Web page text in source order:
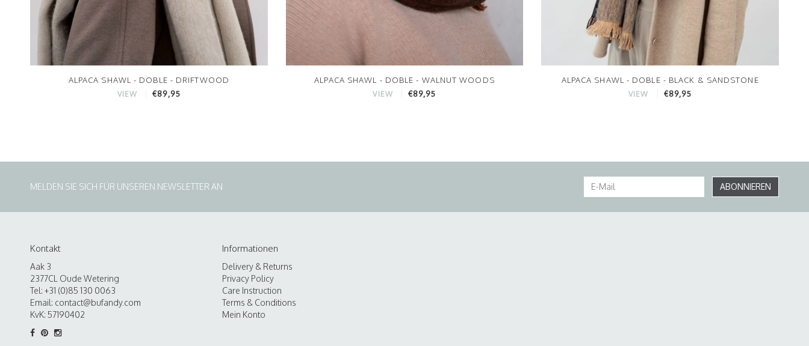
ALPACA SHAWL - DOBLE - DRIFTWOOD
VIEW €89,95
ALPACA SHAWL - DOBLE - WALNUT WOODS
VIEW €89,95
ALPACA SHAWL - DOBLE - BLACK & SANDSTONE
VIEW €89,95
MELDEN SIE SICH FÜR UNSEREN NEWSLETTER AN ABONNIEREN
Kontakt
Aak 3
2377CL Oude Wetering
Tel: +31 (0)85 130 0063
Email: contact@bufandy.com
KvK: 57190402
Informationen
Delivery & Returns
Privacy Policy
Care Instruction
Terms & Conditions
Mein Konto